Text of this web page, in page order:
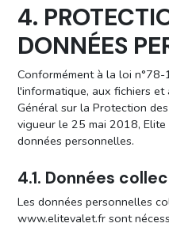
4.
DONNÉES
Conformément à la loi
l'informatique, aux fichiers
Général sur la Protection
vigueur le 25 mai 2018,
données personnelles.
4.1. Données
Les données personnelles
www.elitevalet.fr sont